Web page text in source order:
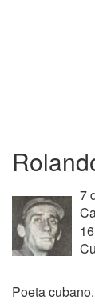
7
Poeta cubano.